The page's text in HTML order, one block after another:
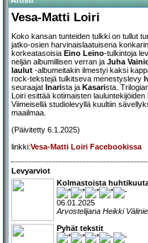
Vesa-Matti Loiri
Koko kansan tunteiden tulkki on tullut
jatko-osien harvinaislaatuisena
korkeatasoisia Eino Leino-tulkintoja
neljän albumillisen verran ja Juha
laulut -albumeitakin ilmestyi kaksi
rock-tekstejä tulkitseva menestyslevy
seuraajat Inarista ja Kasarista.
Loiri esittää kotimaisten
Viimeisellä studiolevyllä kuultiin
maailmaa.
(Päivitetty 6.1.2025)
linkki:Vesa-Matti Loiri Facebookissa
Levyarviot
Kolmastoista
06.01.2025
Arvostelijana Heikki
Pyhät tekstit